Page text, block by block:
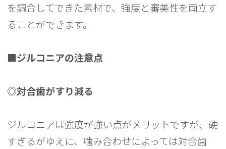
を調合してできた素材で、強度と審美性を両立す
ることができます。
■ジルコニアの注意点
◎対合歯がすり減る
ジルコニアは強度が強い点がメリットですが、硬
すぎるがゆえに、噛み合わせによっては対合歯